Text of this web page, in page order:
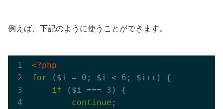
例えば、下記のように使うことができます。
<?php
for ($i = 0 ; $i < 6 ; $i++) {
if ($i === 3 ) {
continue ;